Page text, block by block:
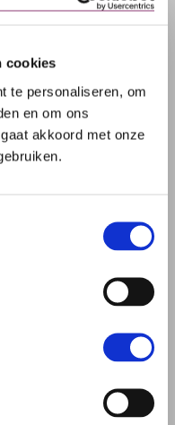
cookies
te personaliseren, om
en om ons
akkoord met onze